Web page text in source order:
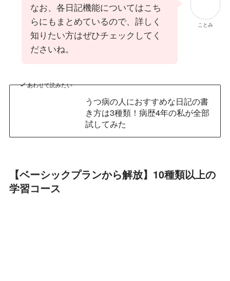
ことみ
なお、各日記機能についてはこち
らにもまとめているので、詳しく
知りたい方はぜひチェックしてく
ださいね。
あわせて読みたい
うつ病の人におすすめな日記の書
き方は3種類！病歴4年の私が全部
試してみた
【ベーシックプランから解放】10種類以上の
学習コース